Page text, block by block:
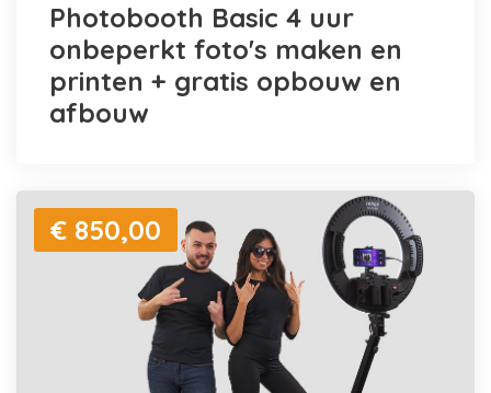
Photobooth Basic 4 uur
onbeperkt foto's maken en
printen + gratis opbouw en
afbouw
€ 850,00